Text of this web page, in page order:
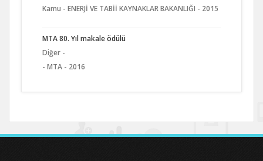
Kamu - ENERJİ VE TABİİ KAYNAKLAR BAKANLIĞI - 2015
MTA 80. Yıl makale ödülü
Diğer -
- MTA - 2016